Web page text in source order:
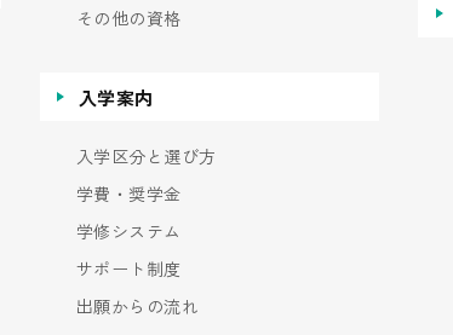
その他の資格
入学案内
入学区分と選び方
学費・奨学金
学修システム
サポート制度
出願からの流れ